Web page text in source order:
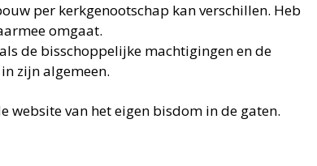
per kerkgenootschap kan verschillen. Heb
omgaat.
de bisschoppelijke machtigingen en de
zijn algemeen.
website van het eigen bisdom in de gaten.